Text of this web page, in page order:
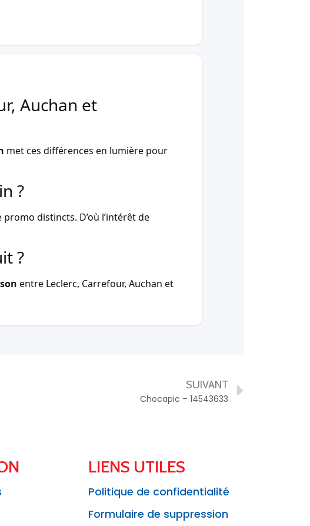
Auchan et
met ces différences en lumière pour
?
distincts. D’où l’intérêt de
?
entre Leclerc, Carrefour, Auchan et
SUIVANT
Chocapic – 14543633
LIENS UTILES
Politique de confidentialité
Formulaire de suppression